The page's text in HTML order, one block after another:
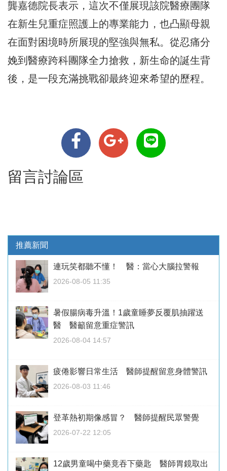
龔嘉德院長表示， 這次不僅展現該院醫療團隊
在新生兒重症照護上的專業能力， 也凸顯母親
在面對困境時所展現的堅強與無私。 從忍痛分
娩到醫療跨科團隊全力搶救，新生命的誕生背
後， 是一段充滿挑戰卻最終迎來希望的歷程。
留言討論區
推薦新聞
連玩笑都聽不懂！ 醫：當心大腦拉警報
2026-08-05 11:35
暑假腸病毒升溫！1歲童睡夢反覆肌抽躍送
醫 醫籲留意重症警訊
2026-08-04 14:57
疲倦影響日常生活 醫師提醒留意身體警訊
2026-08-03 11:46
登革熱初期像感冒？ 醫師提醒民眾警覺
2026-07-22 12:05
12歲男童喝中藥竟吞下藥匙 醫師胃鏡取出